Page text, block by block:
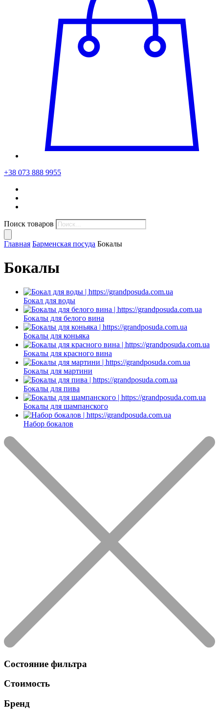
+38 073 888 9955
Поиск товаров
Главная Барменская посуда Бокалы
Бокалы
Бокал для воды
Бокалы для белого вина
Бокалы для коньяка
Бокалы для красного вина
Бокалы для мартини
Бокалы для пива
Бокалы для шампанского
Набор бокалов
Состояние фильтра
Стоимость
Бренд